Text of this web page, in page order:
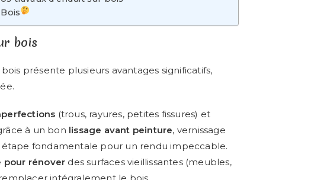
bois
présente plusieurs avantages significatifs,
(trous, rayures, petites fissures) et
à un bon lissage avant peinture, vernissage
étape fondamentale pour un rendu impeccable.
pour rénover des surfaces vieillissantes (meubles,